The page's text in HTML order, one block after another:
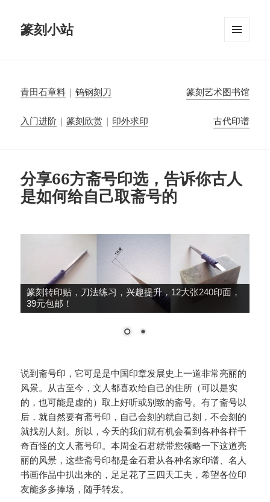
篆刻小站
青田石章料 |钨钢刻刀 篆刻艺术图书馆
入门进阶 |篆刻欣赏 | 印外求印 古代印谱
分享66方斋号印选，告诉你古人
是如何给自己取斋号的
篆刻转印贴，刀法练习，兴趣提升，12大张240印面，
39元包邮！
说到斋号印，它可是是中国印章发展史上一道非常亮丽的
风景。从古至今，文人都喜欢给自己的住所（可以是实
的，也可能是虚的）取上好听或别致的斋号。有了斋号以
后，就自然要有斋号印，自己会刻的就自己刻，不会刻的
就找别人刻。所以，今天的我们就有机会看到各种各样千
奇百怪的文人斋号印。本周金石君就带您领略一下这道亮
丽的风景，这些斋号印都是金石君从各种名家印谱、名人
书画作品中扒出来的，足足花了三四天工夫，希望各位印
友能多多捧场，随手转发。